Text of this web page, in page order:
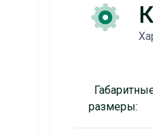
размеры: